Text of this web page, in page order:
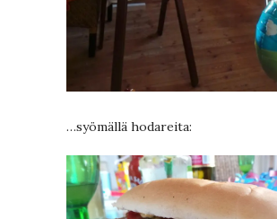
…syömällä hodareita: